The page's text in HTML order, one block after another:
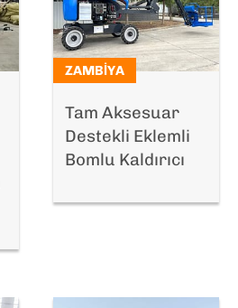
ZAMBIYA
Tam Aksesuar
Destekli Eklemli
Bomlu Kaldırıcı